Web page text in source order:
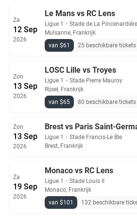
Za
12 Sep
2026
Le Mans vs RC Lens
Ligue 1 ・ Stade de La Pincenardière
Mulsanne, Frankrijk
van $61
25 beschikbare tickets
Zon
13 Sep
2026
LOSC Lille vs Troyes
Ligue 1 ・ Stade Pierre Mauroy
Rijsel, Frankrijk
van $65
80 beschikbare tickets
Zon
13 Sep
2026
Brest vs Paris Saint-
Ligue 1 ・ Stade Francis-Le Ble
Brest, Frankrijk
Za
19 Sep
2026
Monaco vs RC Lens
Ligue 1 ・ Stade Louis II
Monaco, Frankrijk
van $101
132 beschikbare